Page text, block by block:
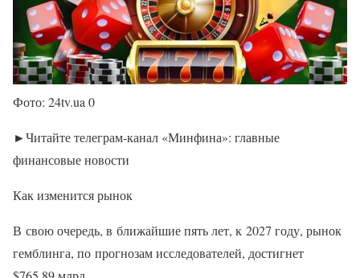
Фото: 24tv.ua 0
►Читайте телеграм-канал «Минфина»: главные
финансовые новости
Как изменится рынок
В свою очередь, в ближайшие пять лет, к 2027 году, рынок
гемблинга, по прогнозам исследователей, достигнет